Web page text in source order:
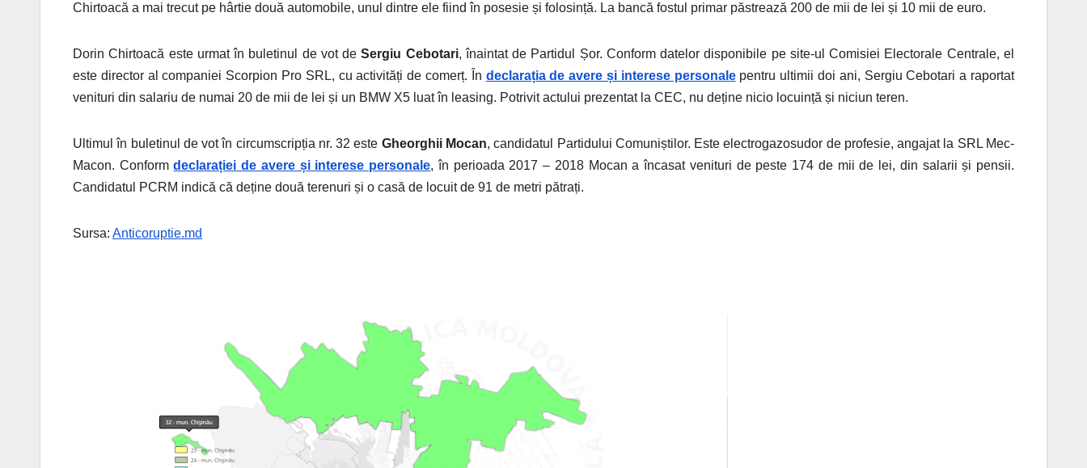
Chirtoacă a mai trecut pe hârtie două automobile, unul dintre ele fiind în posesie și folosință. La bancă fostul primar păstrează 200 de mii de lei și 10 mii de euro.
Dorin Chirtoacă este urmat în buletinul de vot deSergiu Cebotari, înaintat de Partidul Șor. Conform datelor disponibile pe site-ul Comisiei Electorale Centrale, el
este director al companiei Scorpion Pro SRL, cu activități de comerț. În declarația de avere și interese personalepentru ultimii doi ani, Sergiu Cebotari a raportat
venituri din salariu de numai 20 de mii de lei și un BMW X5 luat în leasing. Potrivit actului prezentat la CEC, nu deține nicio locuință și niciun teren.
Ultimul în buletinul de vot în circumscripția nr. 32 este Gheorghii Mocan, candidatul Partidului Comuniștilor. Este electrogazosudor de profesie, angajat la SRL Mec-
Macon. Conformdeclarației de avere și interese personale, în perioada 2017 – 2018 Mocan a încasat venituri de peste 174 de mii de lei, din salarii și pensii.
Candidatul PCRM indică că deține două terenuri și o casă de locuit de 91 de metri pătrați.
Sursa: Anticoruptie.md